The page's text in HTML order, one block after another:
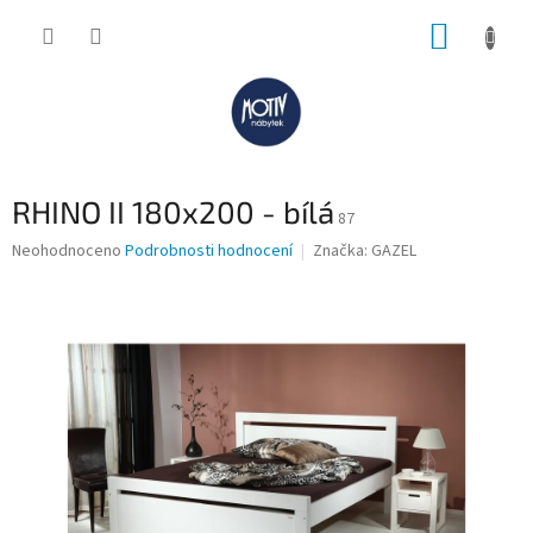
RHINO II 180x200 - bílá 87
Průměrné
hvězdiček.
Neohodnoceno Podrobnosti hodnocení Značka: GAZEL